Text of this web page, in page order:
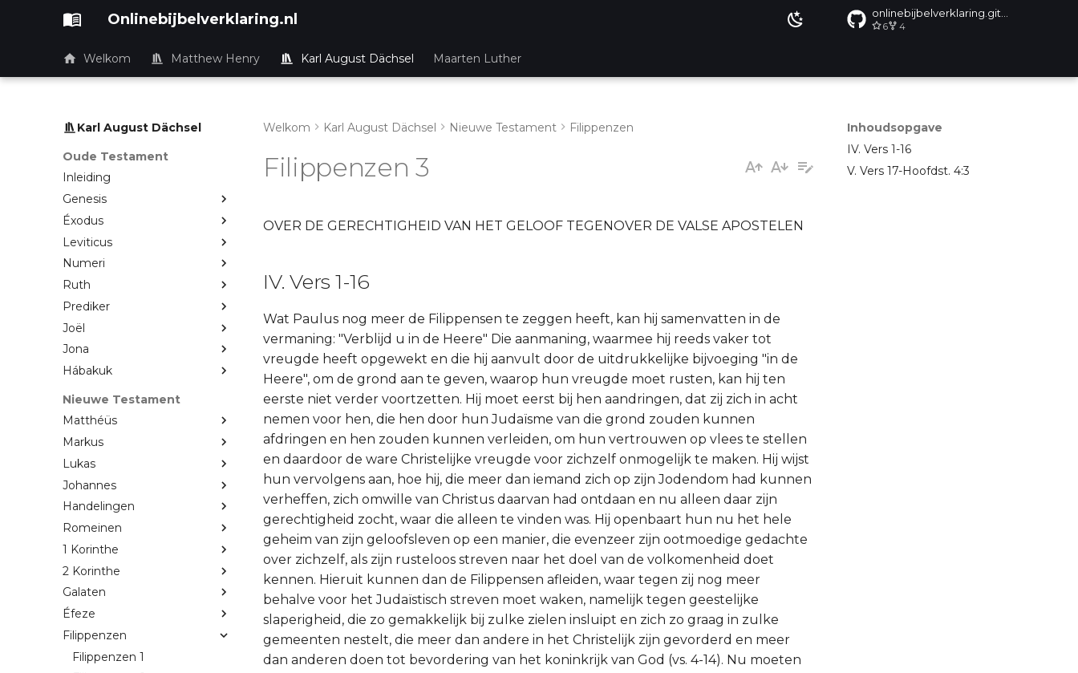
Onlinebijbelverklaring.nl 6 4
Welkom Matthew Henry Karl August Dächsel Maarten Luther
Karl August Dächsel
Oude Testament
Inleiding
Genesis
Éxodus
Leviticus
Numeri
Ruth
Prediker
Joël
Jona
Hábakuk
Nieuwe Testament
Matthéüs
Markus
Lukas
Johannes
Handelingen
Romeinen
1 Korinthe
2 Korinthe
Galaten
Éfeze
Filippenzen
Filippenzen 1
Inhoudsopgave
IV. Vers 1-16
V. Vers 17-Hoofdst. 4:3
Welkom Karl August Dächsel Nieuwe Testament Filippenzen
Filippenzen 3
OVER DE GERECHTIGHEID VAN HET GELOOF TEGENOVER DE VALSE APOSTELEN
IV. Vers 1-16
Wat Paulus nog meer de Filippensen te zeggen heeft, kan hij samenvatten in de
vermaning: "Verblijd u in de Heere" Die aanmaning, waarmee hij reeds vaker tot
vreugde heeft opgewekt en die hij aanvult door de uitdrukkelijke bijvoeging "in de
Heere", om de grond aan te geven, waarop hun vreugde moet rusten, kan hij ten
eerste niet verder voortzetten. Hij moet eerst bij hen aandringen, dat zij zich in acht
nemen voor hen, die hen door hun Judaïsme van die grond zouden kunnen
afdringen en hen zouden kunnen verleiden, om hun vertrouwen op vlees te stellen
en daardoor de ware Christelijke vreugde voor zichzelf onmogelijk te maken. Hij wijst
hun vervolgens aan, hoe hij, die meer dan iemand zich op zijn Jodendom had kunnen
verheffen, zich omwille van Christus daarvan had ontdaan en nu alleen daar zijn
gerechtigheid zocht, waar die alleen te vinden was. Hij openbaart hun nu het hele
geheim van zijn geloofsleven op een manier, die evenzeer zijn ootmoedige gedachte
over zichzelf, als zijn rusteloos streven naar het doel van de volkomenheid doet
kennen. Hieruit kunnen dan de Filippensen afleiden, waar tegen zij nog meer
behalve voor het Judaïstisch streven moet waken, namelijk tegen geestelijke
slaperigheid, die zo gemakkelijk bij zulke zielen insluipt en zich zo graag in zulke
gemeenten nestelt, die meer dan andere in het Christelijk zijn gevorderd en meer
dan anderen doen tot bevordering van het koninkrijk van God (vs. 4-14). Nu moeten